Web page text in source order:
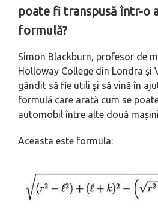
poate fi transpusă într-o
formulă?
Simon Blackburn, profesor de
Holloway College din Londra și
gândit să fie utili şi să vină în
formulă care arată cum se
automobil între alte două
Aceasta este formula: